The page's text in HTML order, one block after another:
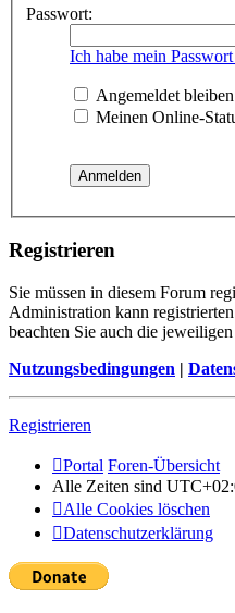
Passwort:
Ich habe mein
Angemeldet bleiben
Meinen Online-
Registrieren
Sie müssen in diesem Forum
Administration kann
beachten Sie auch die
Nutzungsbedingungen |
Registrieren
Portal Foren-Übersicht
Alle Zeiten sind
Alle Cookies löschen
Datenschutzerklärung